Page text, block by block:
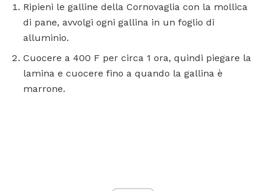
Ripieni le galline della Cornovaglia con la mollica
di pane, avvolgi ogni gallina in un foglio di
alluminio.
Cuocere a 400 F per circa 1 ora, quindi piegare la
lamina e cuocere fino a quando la gallina è
marrone.